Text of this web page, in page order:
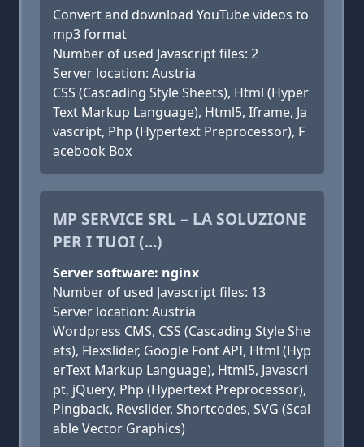
Convert and download YouTube videos to
mp3 format
Number of used Javascript files: 2
Server location: Austria
CSS (Cascading Style Sheets), Html (Hyper
Text Markup Language), Html5, Iframe, Ja
vascript, Php (Hypertext Preprocessor), F
acebook Box
MP SERVICE SRL – LA SOLUZIONE
PER I TUOI (...)
Server software: nginx
Number of used Javascript files: 13
Server location: Austria
Wordpress CMS, CSS (Cascading Style She
ets), Flexslider, Google Font API, Html (Hyp
erText Markup Language), Html5, Javascri
pt, jQuery, Php (Hypertext Preprocessor),
Pingback, Revslider, Shortcodes, SVG (Scal
able Vector Graphics)